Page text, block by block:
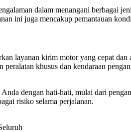
dalam menangani berbagai
ini juga mencakup pemantauan
layanan kirim motor yang cepat
khusus dan kendaraan
dengan hati-hati, mulai dari
risiko selama perjalanan.